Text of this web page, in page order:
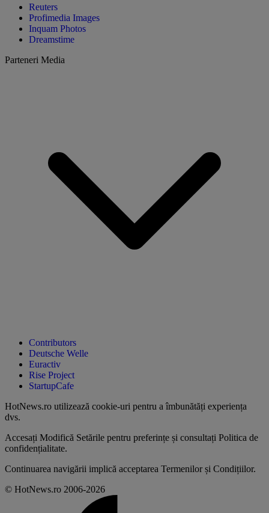
Reuters
Profimedia Images
Inquam Photos
Dreamstime
Parteneri Media
Contributors
Deutsche Welle
Euractiv
Rise Project
StartupCafe
HotNews.ro utilizează cookie-uri pentru a îmbunătăți experiența
dvs.
Accesați Modifică Setările pentru preferințe și consultați Politica de
confidențialitate.
Continuarea navigării implică acceptarea Termenilor și Condițiilor.
© HotNews.ro 2006-2026